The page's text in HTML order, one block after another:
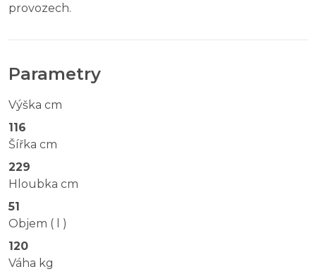
provozech.
Parametry
Výška cm
116
Šířka cm
229
Hloubka cm
51
Objem ( l )
120
Váha kg